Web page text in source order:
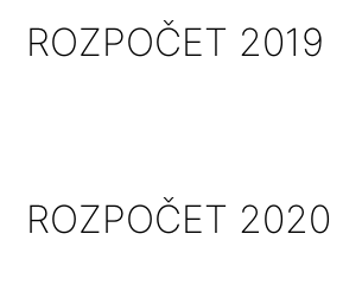
ROZPOČET 2019
ROZPOČET 2020